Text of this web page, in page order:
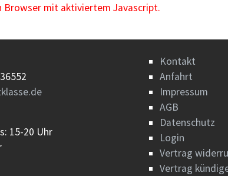
Browser mit aktiviertem Javascript.
15-20 Uhr
Kontakt
Anfahrt
Impressum
AGB
Datenschutz
Login
Vertrag
Vertrag